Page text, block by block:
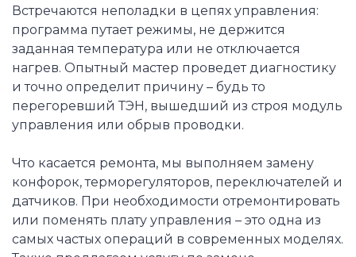
Встречаются неполадки в цепях управления:
программа путает режимы, не держится
заданная температура или не отключается
нагрев. Опытный мастер проведет диагностику
и точно определит причину – будь то
перегоревший ТЭН, вышедший из строя модуль
управления или обрыв проводки.
Что касается ремонта, мы выполняем замену
конфорок, терморегуляторов, переключателей и
датчиков. При необходимости отремонтировать
или поменять плату управления – это одна из
самых частых операций в современных моделях.